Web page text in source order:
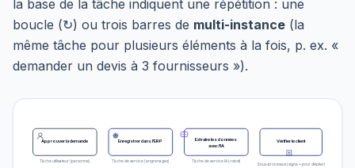
la base de la tâche indiquent une répétition : une
boucle (↻) ou trois barres de multi-instance (la
même tâche pour plusieurs éléments à la fois, p. ex. «
demander un devis à 3 fournisseurs »).
Approuver la demande
Tâche utilisateur (personne)
Enregistrer dans l'ERP
Tâche de service (engrenages)
Extraire les données
avec l'IA
Tâche de service IA (robot)
Vérifier le client
Sous-processus (signe + pour déplier)